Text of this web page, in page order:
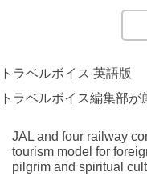
トラベルボイス 英語版
トラベルボイス編集部が
JAL and four railway
tourism model for
pilgrim and spiritual